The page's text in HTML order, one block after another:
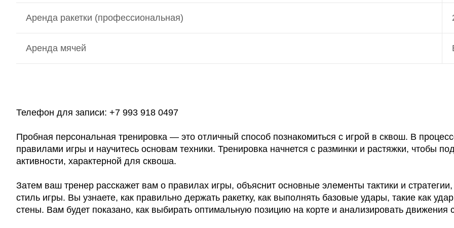
Аренда ракетки (профессиональная)
Аренда мячей
Телефон для записи: +7 993 918 0497
Пробная персональная тренировка — это отличный способ познакомиться с игрой в сквош. В
правилами игры и научитесь основам техники. Тренировка начнется с разминки и растяжки, чтобы
активности, характерной для сквоша.
Затем ваш тренер расскажет вам о правилах игры, объяснит основные элементы тактики и
стиль игры. Вы узнаете, как правильно держать ракетку, как выполнять базовые удары, такие как
стены. Вам будет показано, как выбирать оптимальную позицию на корте и анализировать движения